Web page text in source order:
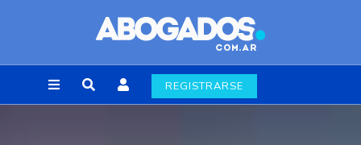
REGISTRARSE